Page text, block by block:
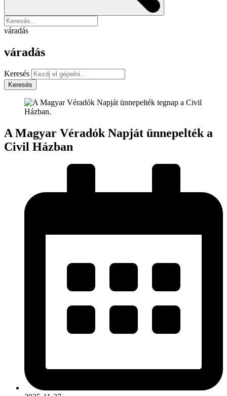
váradás
váradás
Keresés
Keresés
A Magyar Véradók Napját ünnepelték a
Civil Házban